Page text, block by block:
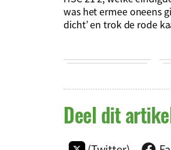
was het ermee oneens
dicht’ en trok de rode
Deel dit